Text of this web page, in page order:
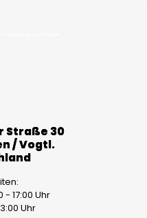
Straße 30
/ Vogtl.
- 17:00 Uhr
Uhr